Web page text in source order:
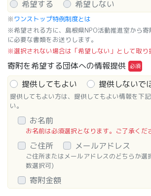
希望する
希望しない
※ ワンストップ特例制度とは
※希望される方に、島根県NPO活動推進室から
に必要な書類をお送りします。
※選択されない場合は「希望しない」として取り
寄附を希望する団体への情報提供
提供してもよい
提供しないで
提供してもよい方は、提供してもよい情報を下
い。
お名前
お名前は必須選択となります。ご了承くだ
ご住所 メールアドレス
ご住所またはメールアドレスのどちらか選
数選択可)
寄附金額